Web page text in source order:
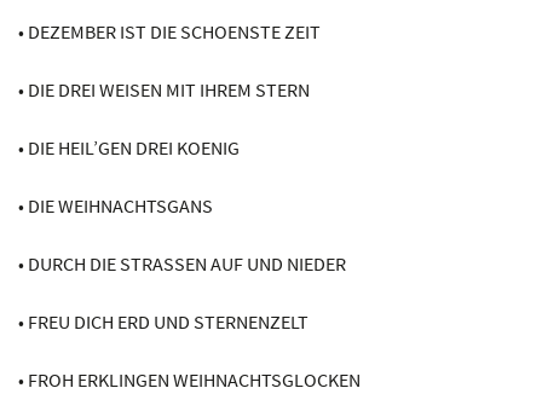
• DEZEMBER IST DIE SCHOENSTE ZEIT
• DIE DREI WEISEN MIT IHREM STERN
• DIE HEIL’GEN DREI KOENIG
• DIE WEIHNACHTSGANS
• DURCH DIE STRASSEN AUF UND NIEDER
• FREU DICH ERD UND STERNENZELT
• FROH ERKLINGEN WEIHNACHTSGLOCKEN